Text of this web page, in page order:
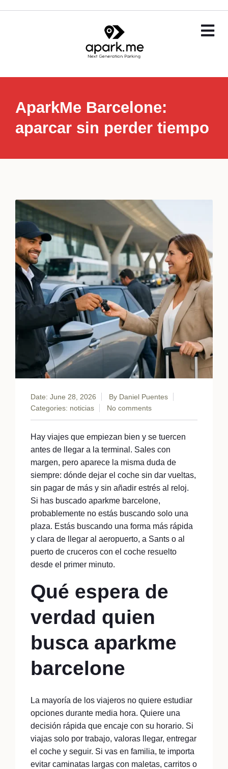
AparkMe Barcelone:
aparcar sin perder tiempo
Date: June 28, 2026 By Daniel Puentes
Categories: noticias No comments
Hay viajes que empiezan bien y se tuercen
antes de llegar a la terminal. Sales con
margen, pero aparece la misma duda de
siempre: dónde dejar el coche sin dar vueltas,
sin pagar de más y sin añadir estrés al reloj.
Si has buscado aparkme barcelone,
probablemente no estás buscando solo una
plaza. Estás buscando una forma más rápida
y clara de llegar al aeropuerto, a Sants o al
puerto de cruceros con el coche resuelto
desde el primer minuto.
Qué espera de
verdad quien
busca aparkme
barcelone
La mayoría de los viajeros no quiere estudiar
opciones durante media hora. Quiere una
decisión rápida que encaje con su horario. Si
viajas solo por trabajo, valoras llegar, entregar
el coche y seguir. Si vas en familia, te importa
evitar caminatas largas con maletas, carritos o